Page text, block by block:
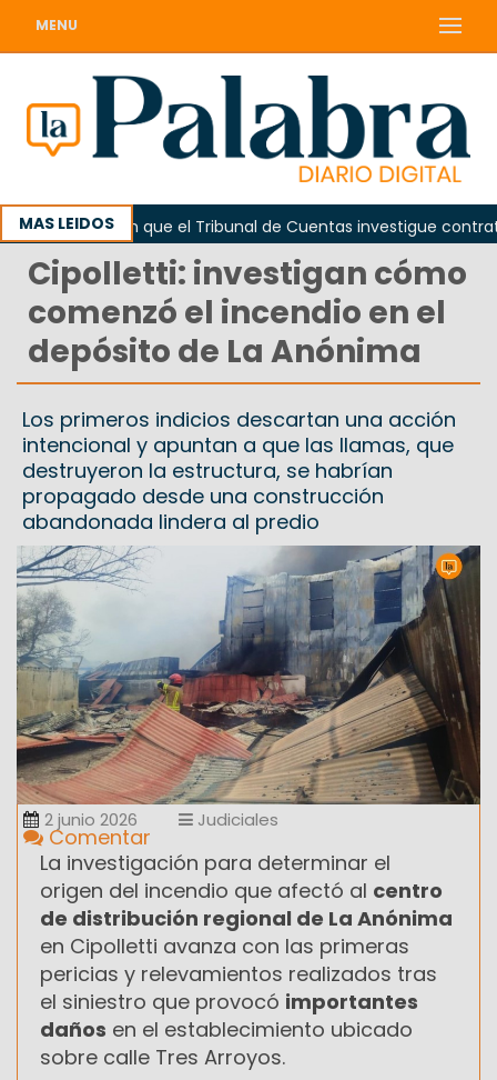
MENU
MAS LEIDOS
Piden que el Tribunal de Cuentas investigue
Cipolletti: investigan cómo
comenzó el incendio en el
depósito de La Anónima
Los primeros indicios descartan una acción
intencional y apuntan a que las llamas, que
destruyeron la estructura, se habrían
propagado desde una construcción
abandonada lindera al predio
2 junio 2026 Judiciales
Comentar
La investigación para determinar el
origen del incendio que afectó al centro
de distribución regional de La Anónima
en Cipolletti avanza con las primeras
pericias y relevamientos realizados tras
el siniestro que provocó importantes
daños en el establecimiento ubicado
sobre calle Tres Arroyos.